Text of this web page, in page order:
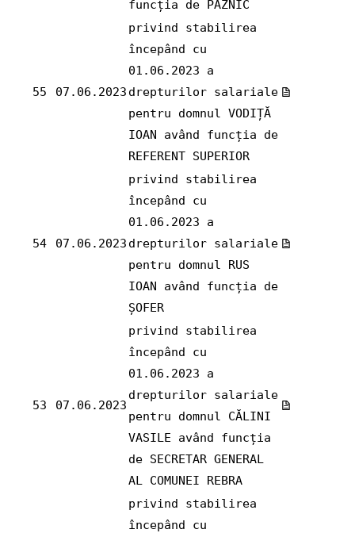
funcția de PAZNIC
55 07.06.2023
privind stabilirea
începând cu
01.06.2023 a
drepturilor salariale
pentru domnul VODIȚĂ
IOAN având funcția de
REFERENT SUPERIOR
54 07.06.2023
privind stabilirea
începând cu
01.06.2023 a
drepturilor salariale
pentru domnul RUS
IOAN având funcția de
ȘOFER
53 07.06.2023
privind stabilirea
începând cu
01.06.2023 a
drepturilor salariale
pentru domnul CĂLINI
VASILE având funcția
de SECRETAR GENERAL
AL COMUNEI REBRA
privind stabilirea
începând cu